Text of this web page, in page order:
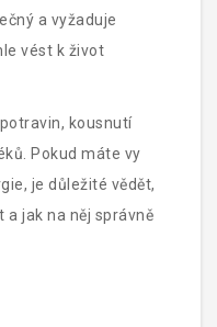
a vyžaduje
vést k život
kousnutí
Pokud máte vy
je důležité vědět,
jak na něj správně